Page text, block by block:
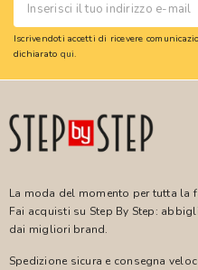
Iscrivendoti accetti di ricevere
dichiarato qui.
La moda del momento per tutta la
Fai acquisti su Step By Step:
dai migliori brand.
Spedizione sicura e consegna